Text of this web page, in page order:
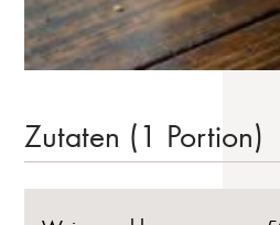
Zutaten (1 Portion)